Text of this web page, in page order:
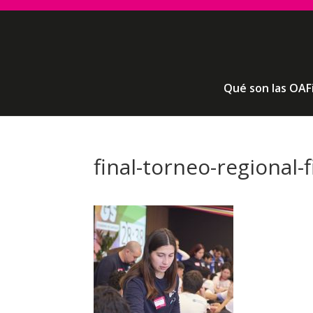
Qué son las
final-torneo-